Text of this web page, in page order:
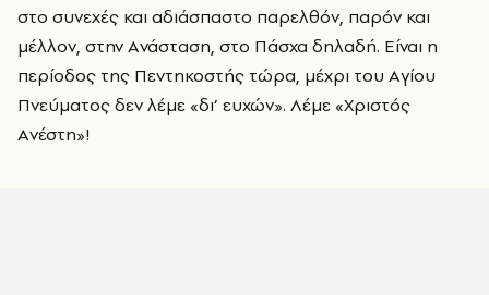
στο συνεχές και αδιάσπαστο παρελθόν, παρόν και
μέλλον, στην Aνάσταση, στο Πάσχα δηλαδή. Eίναι η
περίοδος της Πεντηκοστής τώρα, μέχρι του Aγίου
Πνεύματος δεν λέμε «δι’ ευχών». Λέμε «Xριστός
Aνέστη»!